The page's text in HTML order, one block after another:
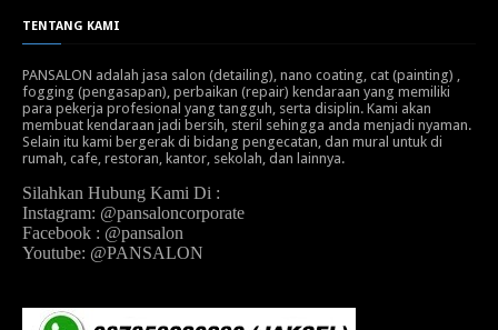
TENTANG KAMI
PANSALON adalah jasa salon (detailing), nano coating, cat (painting) ,
fogging (pengasapan), perbaikan (repair) kendaraan yang memiliki
para pekerja profesional yang tangguh, serta disiplin. Kami akan
membuat kendaraan jadi bersih, steril sehingga anda menjadi nyaman.
Selain itu kami bergerak di bidang pengecatan, dan mural untuk di
rumah, cafe, restoran, kantor, sekolah, dan lainnya.
Silahkan Hubung Kami Di :
Instagram: @pansaloncorporate
Facebook : @pansalon
Youtube: @PANSALON